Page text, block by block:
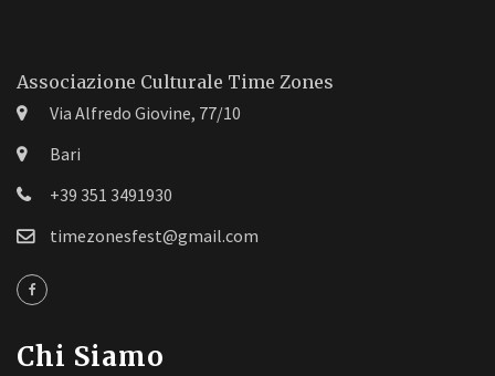
Associazione Culturale Time Zones
Via Alfredo Giovine, 77/10
Bari
+39 351 3491930
timezonesfest@gmail.com
Chi Siamo